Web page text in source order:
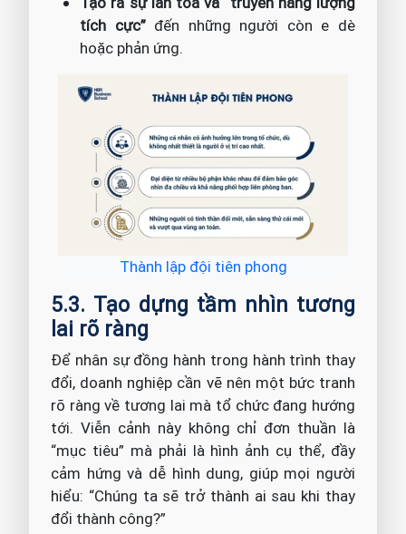
tích cực”đến những người còn e dè
hoặc phản ứng.
Thành lập đội tiên phong
5.3. Tạo dựng tầm nhìn tương
lai rõ ràng
Để nhân sự đồng hành trong hành trình thay
đổi, doanh nghiệp cần vẽ nên một bức tranh
rõ ràng về tương lai mà tổ chức đang hướng
tới. Viễn cảnh này không chỉ đơn thuần là
“mục tiêu” mà phải là hình ảnh cụ thể, đầy
cảm hứng và dễ hình dung, giúp mọi người
hiểu: “Chúng ta sẽ trở thành ai sau khi thay
đổi thành công?”